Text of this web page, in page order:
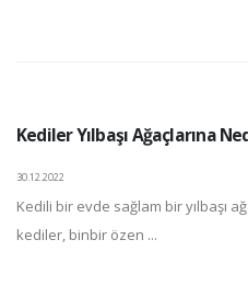
Kediler Yılbaşı Ağaçlarına
30.12.2022
Kedili bir evde sağlam bir yılbaşı
kediler, binbir özen ...